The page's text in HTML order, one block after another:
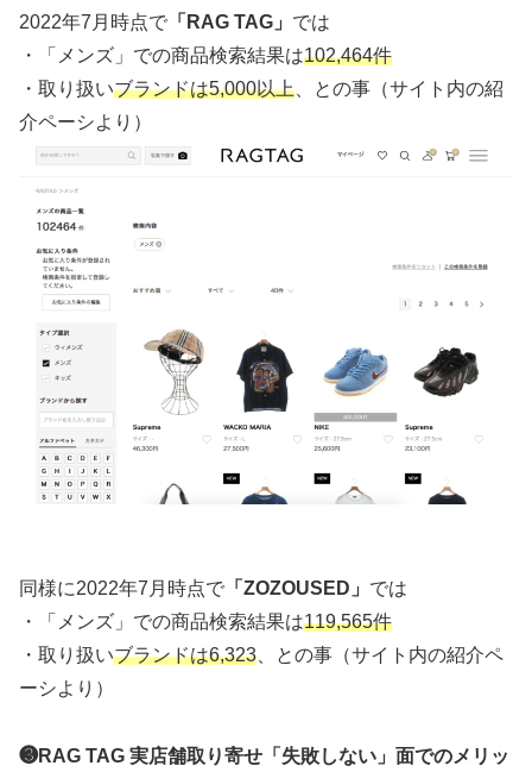
2022年7月時点で 「RAG TAG」 では
・「メンズ」での商品検索結果は102,464件
・取り扱いブランドは5,000以上 、との事（サイト内の紹
介ペーシより）
同様に2022年7月時点で 「ZOZOUSED」 では
・「メンズ」での商品検索結果は119,565件
・取り扱いブランドは6,323 、との事（サイト内の紹介ペ
ーシより）
❸RAG TAG 実店舗取り寄せ「失敗しない」面でのメリッ